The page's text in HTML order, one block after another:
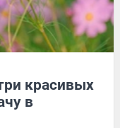
красивых
в